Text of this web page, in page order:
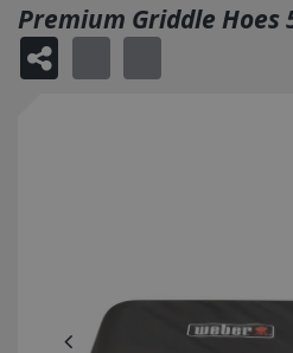
Premium Griddle Hoes